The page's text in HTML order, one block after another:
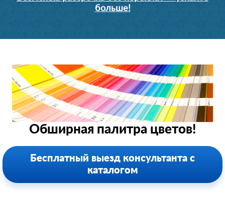
больше!
Обширная палитра цветов!
Бесплатный выезд консультанта с
каталогом